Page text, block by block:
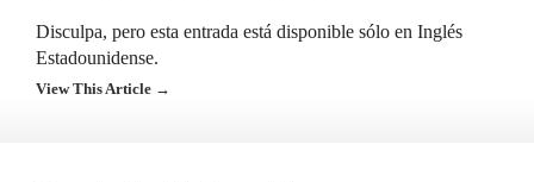
Disculpa, pero esta entrada está disponible sólo en Inglés
Estadounidense.
View This Article →